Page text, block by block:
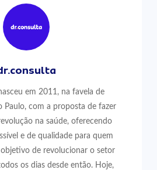
em 2011, na favela de
Paulo, com a proposta de fazer
na saúde, oferecendo
e de qualidade para quem
de revolucionar o setor
os dias desde então. Hoje,